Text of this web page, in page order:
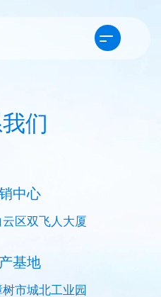
们
中心
区双飞人大厦
基地
市城北工业园